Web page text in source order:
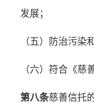
发展；
（五）防治污染
（六）符合《慈
第八条慈善信托